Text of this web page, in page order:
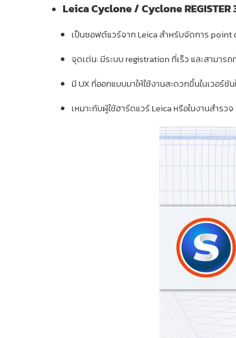
Leica Cyclone / Cyclone REGISTER
เป็นซอฟต์แวร์จาก Leica สำหรับจัดการ point
จุดเด่น: มีระบบ registration ที่เร็ว และสามาร
มี UX ที่ออกแบบมาให้ใช้งานสะดวกขึ้นในเวอร์ชั
เหมาะกับผู้ใช้ฮาร์ดแวร์ Leica หรือในงานสำร